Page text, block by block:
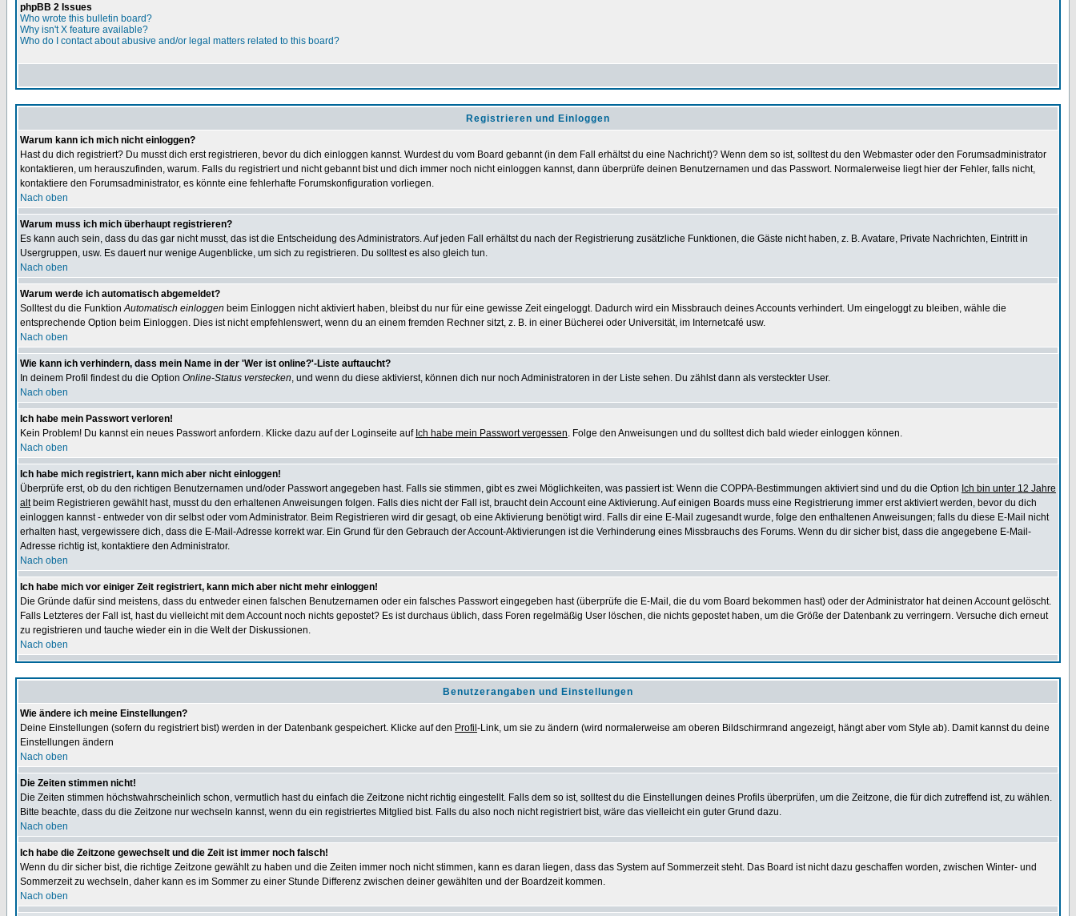
phpBB 2 Issues
Who wrote this bulletin board?
Why isn't X feature available?
Who do I contact about abusive and/or legal matters related to this board?
Registrieren und Einloggen
Warum kann ich mich nicht einloggen?
Hast du dich registriert? Du musst dich erst registrieren, bevor du dich einloggen kannst. Wurdest du vom Board gebannt (in dem Fall erhältst du eine Nachricht)? Wenn dem so ist, solltest du den Webmaster oder den Forumsadministrator
kontaktieren, um herauszufinden, warum. Falls du registriert und nicht gebannt bist und dich immer noch nicht einloggen kannst, dann überprüfe deinen Benutzernamen und das Passwort. Normalerweise liegt hier der Fehler, falls nicht,
kontaktiere den Forumsadministrator, es könnte eine fehlerhafte Forumskonfiguration vorliegen.
Nach oben
Warum muss ich mich überhaupt registrieren?
Es kann auch sein, dass du das gar nicht musst, das ist die Entscheidung des Administrators. Auf jeden Fall erhältst du nach der Registrierung zusätzliche Funktionen, die Gäste nicht haben, z. B. Avatare, Private Nachrichten, Eintritt in
Usergruppen, usw. Es dauert nur wenige Augenblicke, um sich zu registrieren. Du solltest es also gleich tun.
Nach oben
Warum werde ich automatisch abgemeldet?
Solltest du die FunktionAutomatisch einloggen beim Einloggen nicht aktiviert haben, bleibst du nur für eine gewisse Zeit eingeloggt. Dadurch wird ein Missbrauch deines Accounts verhindert. Um eingeloggt zu bleiben, wähle die
entsprechende Option beim Einloggen. Dies ist nicht empfehlenswert, wenn du an einem fremden Rechner sitzt, z. B. in einer Bücherei oder Universität, im Internetcafé usw.
Nach oben
Wie kann ich verhindern, dass mein Name in der 'Wer ist online?'-Liste auftaucht?
In deinem Profil findest du die Option Online-Status verstecken, und wenn du diese aktivierst, können dich nur noch Administratoren in der Liste sehen. Du zählst dann als versteckter User.
Nach oben
Ich habe mein Passwort verloren!
Kein Problem! Du kannst ein neues Passwort anfordern. Klicke dazu auf der Loginseite auf Ich habe mein Passwort vergessen. Folge den Anweisungen und du solltest dich bald wieder einloggen können.
Nach oben
Ich habe mich registriert, kann mich aber nicht einloggen!
Überprüfe erst, ob du den richtigen Benutzernamen und/oder Passwort angegeben hast. Falls sie stimmen, gibt es zwei Möglichkeiten, was passiert ist: Wenn die COPPA-Bestimmungen aktiviert sind und du die Option Ich bin unter 12 Jahre
altbeim Registrieren gewählt hast, musst du den erhaltenen Anweisungen folgen. Falls dies nicht der Fall ist, braucht dein Account eine Aktivierung. Auf einigen Boards muss eine Registrierung immer erst aktiviert werden, bevor du dich
einloggen kannst - entweder von dir selbst oder vom Administrator. Beim Registrieren wird dir gesagt, ob eine Aktivierung benötigt wird. Falls dir eine E-Mail zugesandt wurde, folge den enthaltenen Anweisungen; falls du diese E-Mail nicht
erhalten hast, vergewissere dich, dass die E-Mail-Adresse korrekt war. Ein Grund für den Gebrauch der Account-Aktivierungen ist die Verhinderung eines Missbrauchs des Forums. Wenn du dir sicher bist, dass die angegebene E-Mail-
Adresse richtig ist, kontaktiere den Administrator.
Nach oben
Ich habe mich vor einiger Zeit registriert, kann mich aber nicht mehr einloggen!
Die Gründe dafür sind meistens, dass du entweder einen falschen Benutzernamen oder ein falsches Passwort eingegeben hast (überprüfe die E-Mail, die du vom Board bekommen hast) oder der Administrator hat deinen Account gelöscht.
Falls Letzteres der Fall ist, hast du vielleicht mit dem Account noch nichts gepostet? Es ist durchaus üblich, dass Foren regelmäßig User löschen, die nichts gepostet haben, um die Größe der Datenbank zu verringern. Versuche dich erneut
zu registrieren und tauche wieder ein in die Welt der Diskussionen.
Nach oben
Benutzerangaben und Einstellungen
Wie ändere ich meine Einstellungen?
Deine Einstellungen (sofern du registriert bist) werden in der Datenbank gespeichert. Klicke auf den Profil -Link, um sie zu ändern (wird normalerweise am oberen Bildschirmrand angezeigt, hängt aber vom Style ab). Damit kannst du deine
Einstellungen ändern
Nach oben
Die Zeiten stimmen nicht!
Die Zeiten stimmen höchstwahrscheinlich schon, vermutlich hast du einfach die Zeitzone nicht richtig eingestellt. Falls dem so ist, solltest du die Einstellungen deines Profils überprüfen, um die Zeitzone, die für dich zutreffend ist, zu wählen.
Bitte beachte, dass du die Zeitzone nur wechseln kannst, wenn du ein registriertes Mitglied bist. Falls du also noch nicht registriert bist, wäre das vielleicht ein guter Grund dazu.
Nach oben
Ich habe die Zeitzone gewechselt und die Zeit ist immer noch falsch!
Wenn du dir sicher bist, die richtige Zeitzone gewählt zu haben und die Zeiten immer noch nicht stimmen, kann es daran liegen, dass das System auf Sommerzeit steht. Das Board ist nicht dazu geschaffen worden, zwischen Winter- und
Sommerzeit zu wechseln, daher kann es im Sommer zu einer Stunde Differenz zwischen deiner gewählten und der Boardzeit kommen.
Nach oben